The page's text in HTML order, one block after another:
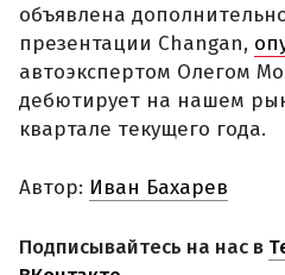
объявлена
презентации Changan,
автоэкспертом Олегом
дебютирует на нашем
квартале текущего года.
Автор: Иван Бахарев
Подписывайтесь на нас в